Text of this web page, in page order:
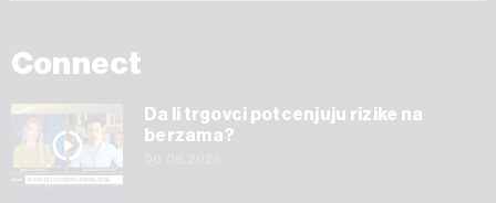
Connect
Da li trgovci potcenjuju rizike na
berzama?